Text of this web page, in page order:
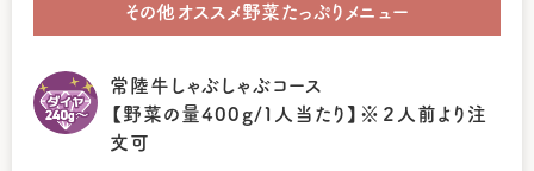
その他オススメ野菜たっぷりメニュー
常陸牛しゃぶしゃぶコース
【野菜の量400g/１人当たり】※２人前より注
文可